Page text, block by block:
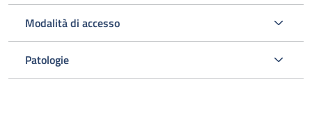
Modalità di accesso
Patologie